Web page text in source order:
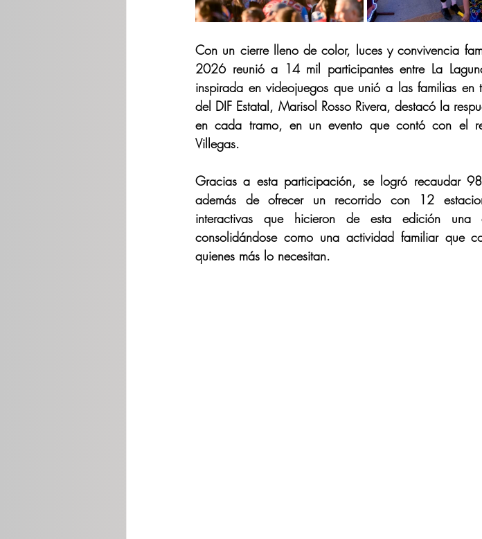
Con un cierre lleno de color, luces y convivencia
2026 reunió a 14 mil participantes entre La
inspirada en videojuegos que unió a las familias
del DIF Estatal, Marisol Rosso Rivera, destacó la
en cada tramo, en un evento que contó con el
Villegas.
Gracias a esta participación, se logró recaudar
además de ofrecer un recorrido con 12
interactivas que hicieron de esta edición
consolidándose como una actividad familiar que
quienes más lo necesitan.